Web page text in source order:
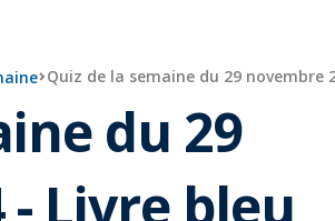
Quiz de la semaine du 29 novembre
du 29
Livre bleu